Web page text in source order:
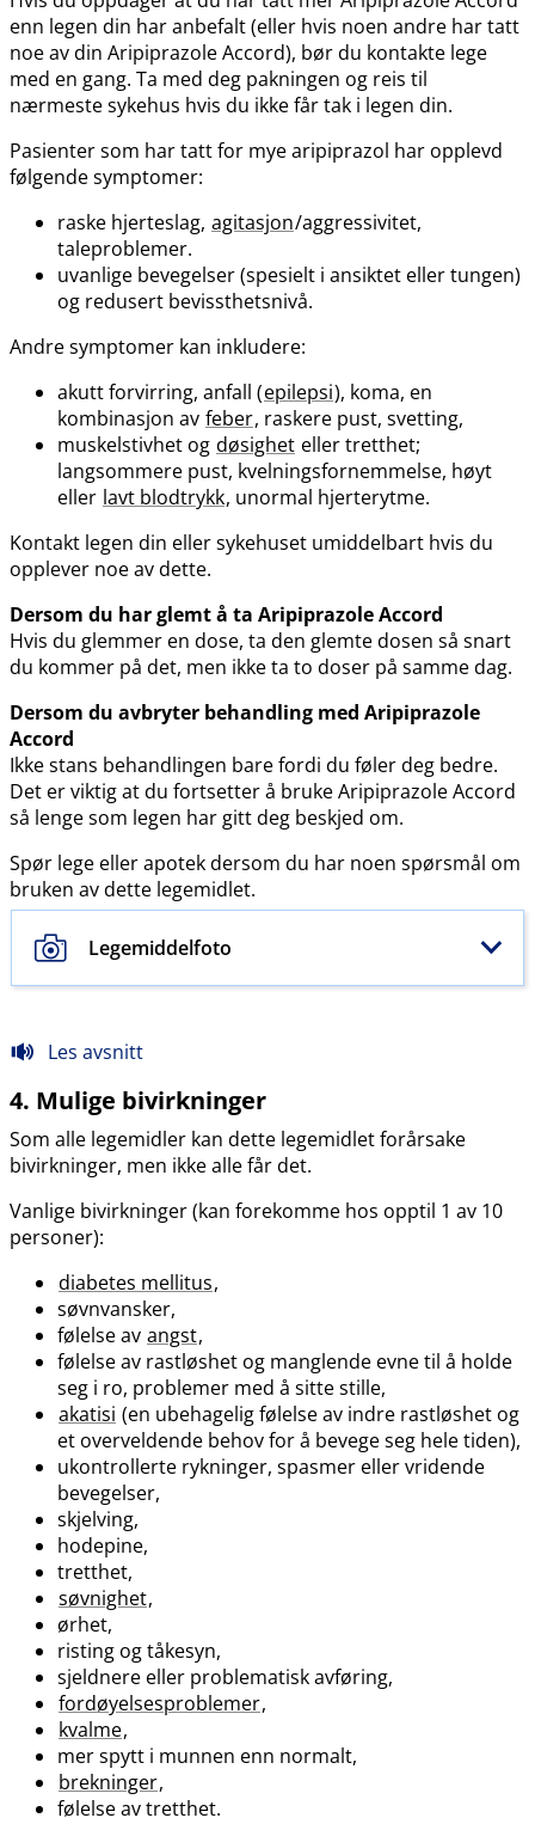
enn legen din har anbefalt (eller hvis noen andre har tatt
noe av din Aripiprazole Accord), bør du kontakte lege
med en gang. Ta med deg pakningen og reis til
nærmeste sykehus hvis du ikke får tak i legen din.
Pasienter som har tatt for mye aripiprazol har opplevd
følgende symptomer:
raske hjerteslag, agitasjon/aggressivitet,
taleproblemer.
uvanlige bevegelser (spesielt i ansiktet eller tungen)
og redusert bevissthetsnivå.
Andre symptomer kan inkludere:
akutt forvirring, anfall (epilepsi), koma, en
kombinasjon av feber, raskere pust, svetting,
muskelstivhet og døsighet eller tretthet;
langsommere pust, kvelningsfornemmelse, høyt
eller lavt blodtrykk, unormal hjerterytme.
Kontakt legen din eller sykehuset umiddelbart hvis du
opplever noe av dette.
Dersom du har glemt å ta Aripiprazole Accord
Hvis du glemmer en dose, ta den glemte dosen så snart
du kommer på det, men ikke ta to doser på samme dag.
Dersom du avbryter behandling med Aripiprazole
Accord
Ikke stans behandlingen bare fordi du føler deg bedre.
Det er viktig at du fortsetter å bruke Aripiprazole Accord
så lenge som legen har gitt deg beskjed om.
Spør lege eller apotek dersom du har noen spørsmål om
bruken av dette legemidlet.
Legemiddelfoto
Les avsnitt
4. Mulige bivirkninger
Som alle legemidler kan dette legemidlet forårsake
bivirkninger, men ikke alle får det.
Vanlige bivirkninger (kan forekomme hos opptil 1 av 10
personer):
diabetes mellitus,
søvnvansker,
følelse av angst,
følelse av rastløshet og manglende evne til å holde
seg i ro, problemer med å sitte stille,
akatisi (en ubehagelig følelse av indre rastløshet og
et overveldende behov for å bevege seg hele tiden),
ukontrollerte rykninger, spasmer eller vridende
bevegelser,
skjelving,
hodepine,
tretthet,
søvnighet,
ørhet,
risting og tåkesyn,
sjeldnere eller problematisk avføring,
fordøyelsesproblemer,
kvalme,
mer spytt i munnen enn normalt,
brekninger,
følelse av tretthet.